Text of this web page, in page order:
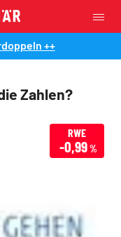
++
Zahlen?
RWE
-0,99%